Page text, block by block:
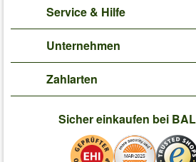
Service & Hilfe
Unternehmen
Zahlarten
Sicher einkaufen bei